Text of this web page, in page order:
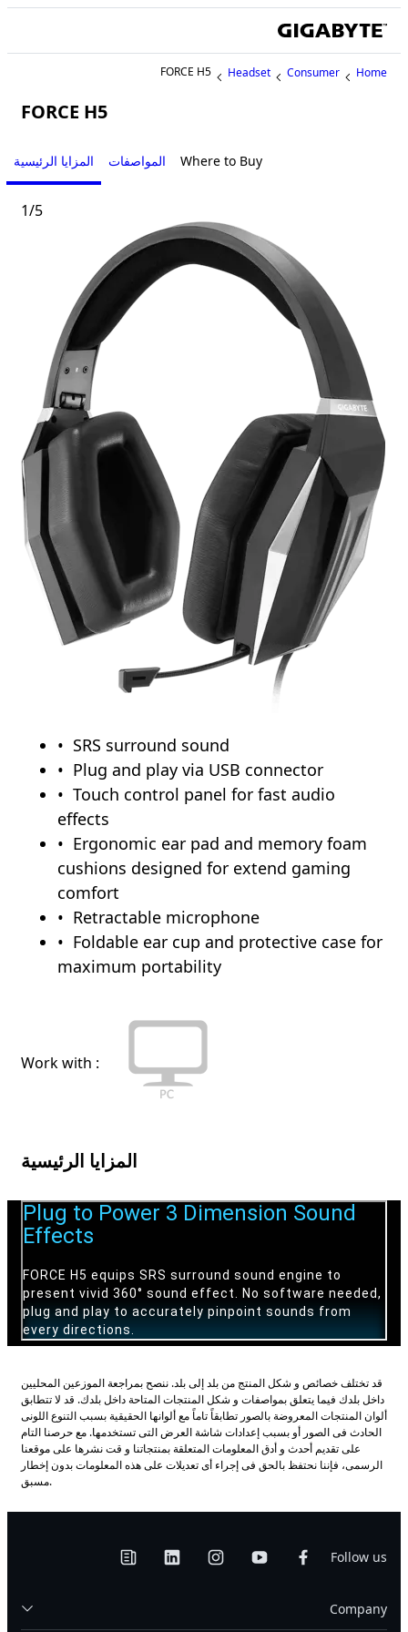
Home
Consumer
Headset
FORCE H5
FORCE H5
المزايا الرئيسية المواصفات Where to Buy
1/5
SRS surround sound
Plug and play via USB connector
Touch control panel for fast audio
effects
Ergonomic ear pad and memory foam
cushions designed for extend gaming
comfort
Retractable microphone
Foldable ear cup and protective case for
maximum portability
Work with :
المزايا الرئيسية
قد تختلف خصائص و شكل المنتج من بلد إلى بلد. ننصح بمراجعة الموزعين المحليين
داخل بلدك فيما يتعلق بمواصفات و شكل المنتجات المتاحة داخل بلدك. قد لا تتطابق
ألوان المنتجات المعروضة بالصور تطابقاً تاماً مع ألوانها الحقيقية بسبب التنوع اللونى
الحادث فى الصور أو بسبب إعدادات شاشة العرض التى تستخدمها. مع حرصنا التام
على تقديم أحدث و أدق المعلومات المتعلقة بمنتجاتنا و قت نشرها على موقعنا
الرسمى، فإننا نحتفظ بالحق فى إجراء أى تعديلات على هذه المعلومات بدون إخطار
Follow us
Company